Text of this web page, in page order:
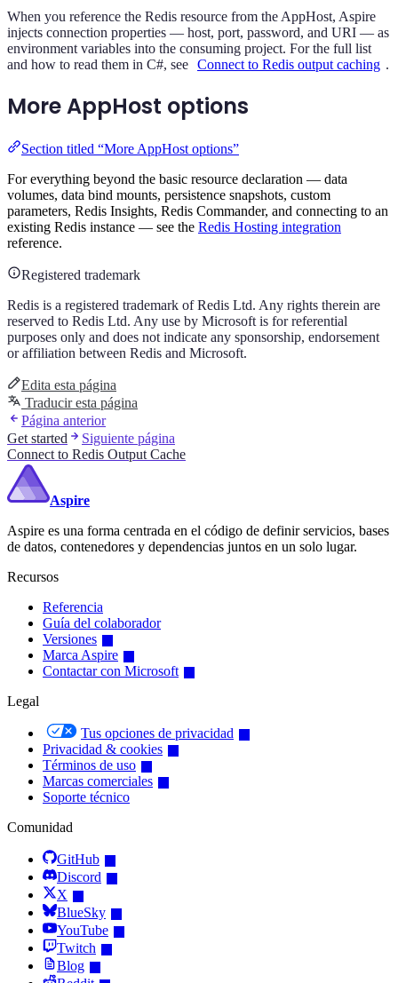
When you reference the Redis resource from the AppHost, Aspire
injects connection properties — host, port, password, and URI — as
environment variables into the consuming project. For the full list
and how to read them in C#, see Connect to Redis output caching .
More AppHost options
Section titled “More AppHost options”
For everything beyond the basic resource declaration — data
volumes, data bind mounts, persistence snapshots, custom
parameters, Redis Insights, Redis Commander, and connecting to an
existing Redis instance — see the Redis Hosting integration
reference.
Registered trademark
Redis is a registered trademark of Redis Ltd. Any rights therein are
reserved to Redis Ltd. Any use by Microsoft is for referential
purposes only and does not indicate any sponsorship, endorsement
or affiliation between Redis and Microsoft.
Edita esta página
Traducir esta página
Página anterior
Get started
Siguiente página
Connect to Redis Output Cache
Aspire
Aspire es una forma centrada en el código de definir servicios, bases
de datos, contenedores y dependencias juntos en un solo lugar.
Recursos
Referencia
Guía del colaborador
Versiones
Marca Aspire
Contactar con Microsoft
Legal
Tus opciones de privacidad
Privacidad & cookies
Términos de uso
Marcas comerciales
Soporte técnico
Comunidad
GitHub
Discord
X
BlueSky
YouTube
Twitch
Blog